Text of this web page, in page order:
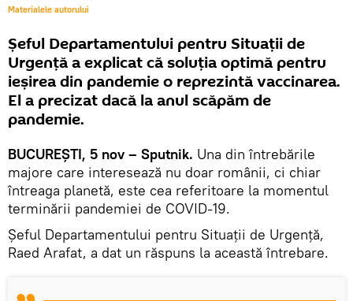
Materialele autorului
Șeful Departamentului pentru Situații de
Urgență a explicat că soluția optimă pentru
ieșirea din pandemie o reprezintă vaccinarea.
El a precizat dacă la anul scăpăm de
pandemie.
BUCUREȘTI, 5 nov – Sputnik. Una din întrebările
majore care interesează nu doar românii, ci chiar
întreaga planetă, este cea referitoare la momentul
terminării pandemiei de COVID-19.
Șeful Departamentului pentru Situații de Urgență,
Raed Arafat, a dat un răspuns la această întrebare.